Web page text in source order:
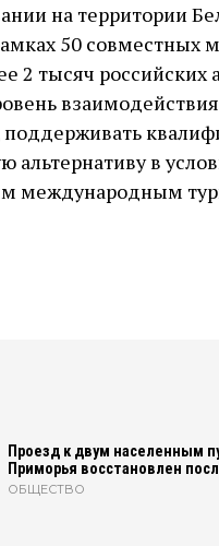
на территории
50 совместных
2 тысяч российских
поддерживать
альтернативу в
международным
Проезд к двум населенным
Приморья восстановлен
ОБЩЕСТВО